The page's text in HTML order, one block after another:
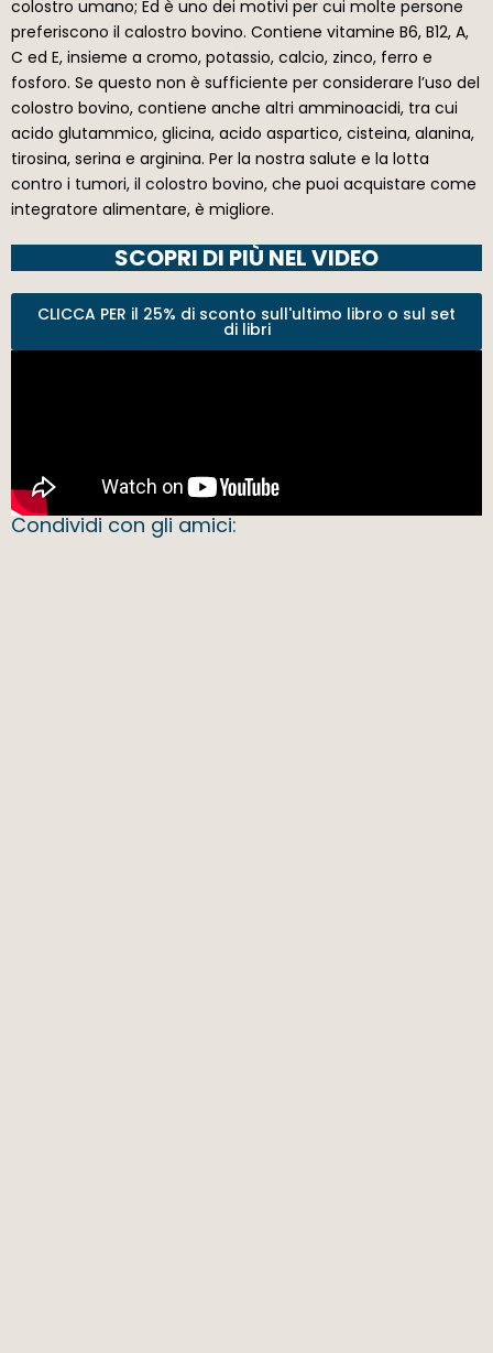
colostro umano; Ed è uno dei motivi per cui molte persone
preferiscono il calostro bovino. Contiene vitamine B6, B12, A,
C ed E, insieme a cromo, potassio, calcio, zinco, ferro e
fosforo. Se questo non è sufficiente per considerare l’uso del
colostro bovino, contiene anche altri amminoacidi, tra cui
acido glutammico, glicina, acido aspartico, cisteina, alanina,
tirosina, serina e arginina. Per la nostra salute e la lotta
contro i tumori, il colostro bovino, che puoi acquistare come
integratore alimentare, è migliore.
SCOPRI DI PIÙ NEL VIDEO
CLICCA PER il 25% di sconto sull'ultimo libro o sul set
di libri
Condividi con gli amici: